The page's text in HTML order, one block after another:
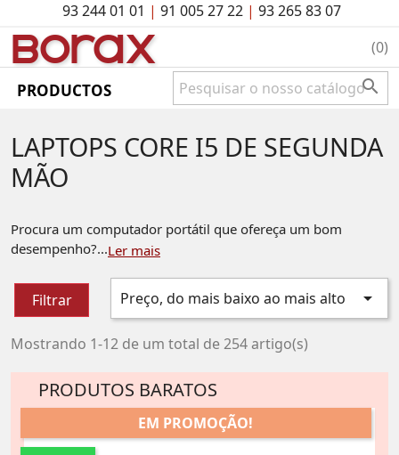
93 244 01 01 | 91 005 27 22| 93 265 83 07
BOrAx (0)
PRODUCTOS 
LAPTOPS CORE I5 DE SEGUNDA
MÃO
Procura um computador portátil que ofereça um bom
desempenho?...Ler mais
Filtrar Preço, do mais baixo ao mais alto 
Mostrando 1-12 de um total de 254 artigo(s)
PRODUTOS BARATOS
EM PROMOÇÃO!